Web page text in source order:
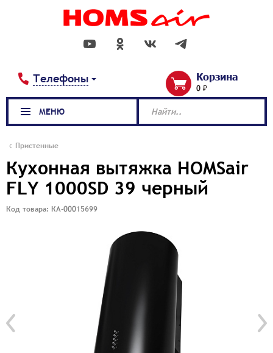
Телефоны Корзина
0 ₽
Пристенные
Кухонная вытяжка HOMSair
FLY 1000SD 39 черный
Код товара: КА-00015699
МЕНЮ Найти..